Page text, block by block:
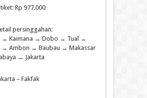
Rp 977.000
persinggahan:
→ Kaimana → Dobo → Tual →
→ Ambon → Baubau → Makassar
→ Jakarta
– Fakfak